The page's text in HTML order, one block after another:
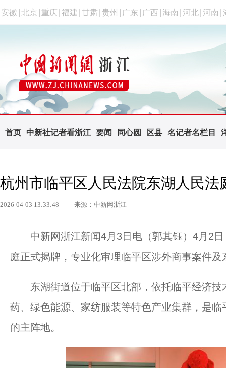
安徽 北京 重庆 福建 甘肃 贵州 广东 广西 海南 河北 河南
首页 中新社记者看浙江 要闻 同心圆 区县 名记者名栏目
杭州市临平区人民法院东湖人民法
2026-04-03 13:33:48 来源：中新网浙江
中新网浙江新闻4月3日电（郭其钰）4月2日
庭正式揭牌，专业化审理临平区涉外商事案件
东湖街道位于临平区北部，依托临平经济技
药、绿色能源、家纺服装等特色产业集群，是
的主阵地。